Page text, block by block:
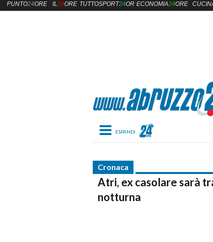
Toggle navigation
Cronaca
Atri, ex casolare sarà
notturna
PUNTO24ORE IL24ORE TUTTOSPORT24OREECONOMIA24ORE